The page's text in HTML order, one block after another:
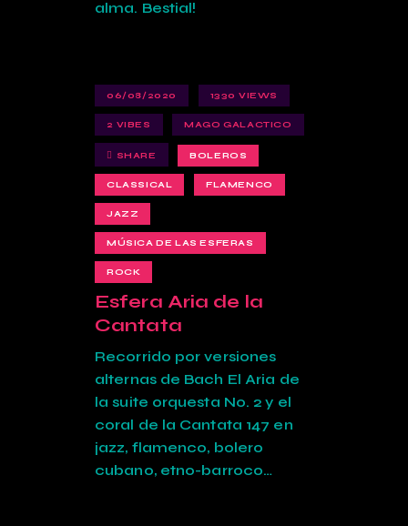
alma. Bestial!
06/08/2020 1330 VIEWS
2 VIBES MAGO GALACTICO
SHARE BOLEROS
CLASSICAL FLAMENCO
JAZZ
MÚSICA DE LAS ESFERAS
ROCK
Esfera Aria de la
Cantata
Recorrido por versiones
alternas de Bach El Aria de
la suite orquesta No. 2 y el
coral de la Cantata 147 en
jazz, flamenco, bolero
cubano, etno-barroco…